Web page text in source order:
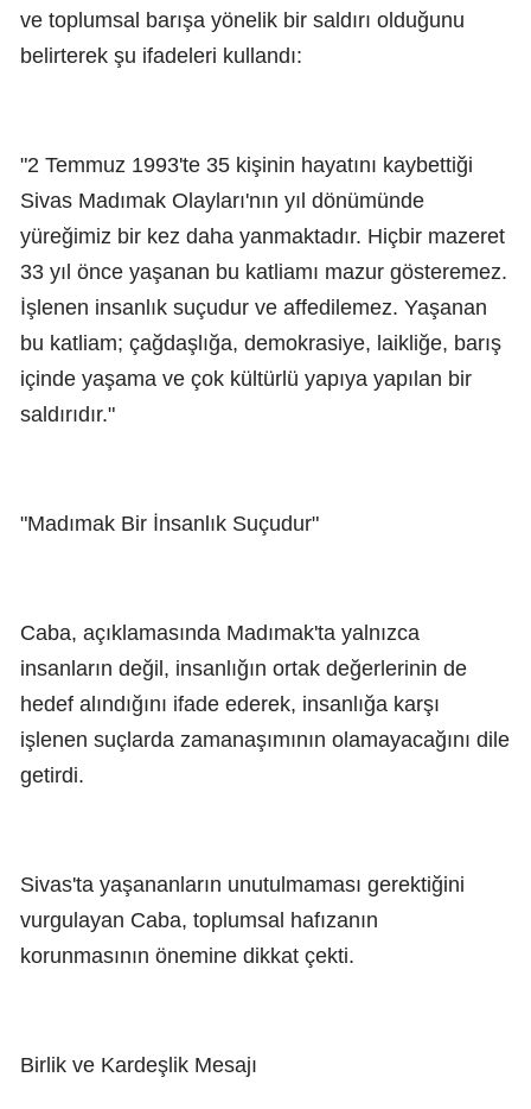
ve toplumsal barışa yönelik bir saldırı olduğunu
belirterek şu ifadeleri kullandı:
"2 Temmuz 1993'te 35 kişinin hayatını kaybettiği
Sivas Madımak Olayları'nın yıl dönümünde
yüreğimiz bir kez daha yanmaktadır. Hiçbir mazeret
33 yıl önce yaşanan bu katliamı mazur gösteremez.
İşlenen insanlık suçudur ve affedilemez. Yaşanan
bu katliam; çağdaşlığa, demokrasiye, laikliğe, barış
içinde yaşama ve çok kültürlü yapıya yapılan bir
saldırıdır."
"Madımak Bir İnsanlık Suçudur"
Caba, açıklamasında Madımak'ta yalnızca
insanların değil, insanlığın ortak değerlerinin de
hedef alındığını ifade ederek, insanlığa karşı
işlenen suçlarda zamanaşımının olamayacağını dile
getirdi.
Sivas'ta yaşananların unutulmaması gerektiğini
vurgulayan Caba, toplumsal hafızanın
korunmasının önemine dikkat çekti.
Birlik ve Kardeşlik Mesajı